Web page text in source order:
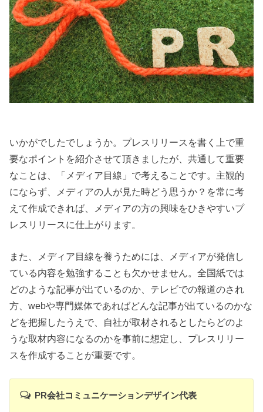
いかがでしたでしょうか。プレスリリースを書く上で重
要なポイントを紹介させて頂きましたが、共通して重要
なことは、「メディア目線」で考えることです。主観的
にならず、メディアの人が見た時どう思うか？を常に考
えて作成できれば、メディアの方の興味をひきやすいプ
レスリリースに仕上がります。
また、メディア目線を養うためには、メディアが発信し
ている内容を勉強することも欠かせません。全国紙では
どのような記事が出ているのか、テレビでの報道のされ
方、webや専門媒体であればどんな記事が出ているのかな
どを把握したうえで、自社が取材されるとしたらどのよ
うな取材内容になるのかを事前に想定し、プレスリリー
スを作成することが重要です。
PR会社コミュニケーションデザイン代表